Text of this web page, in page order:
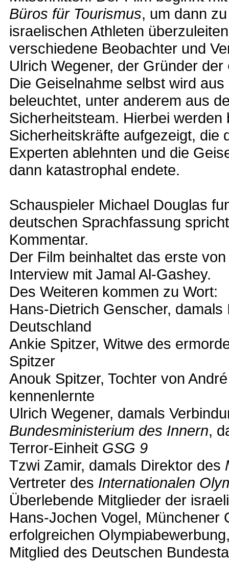
Büros für Tourismus, um dann
israelischen Athleten
verschiedene Beobachter und
Ulrich Wegener, der Gründer der
Die Geiselnahme selbst wird
beleuchtet, unter anderem aus
Sicherheitsteam. Hierbei
Sicherheitskräfte aufgezeigt, die
Experten ablehnten und die
dann katastrophal endete.
Schauspieler Michael Douglas
deutschen Sprachfassung
Kommentar.
Der Film beinhaltet das erste
Interview mit Jamal Al-Gashey.
Des Weiteren kommen zu Wort:
Hans-Dietrich Genscher,
Deutschland
Ankie Spitzer, Witwe des
Spitzer
Anouk Spitzer, Tochter von
kennenlernte
Ulrich Wegener, damals
Bundesministerium des Innern,
Terror-Einheit GSG 9
Tzwi Zamir, damals Direktor des
Vertreter des Internationalen
Überlebende Mitglieder der
Hans-Jochen Vogel,
erfolgreichen
Mitglied des Deutschen